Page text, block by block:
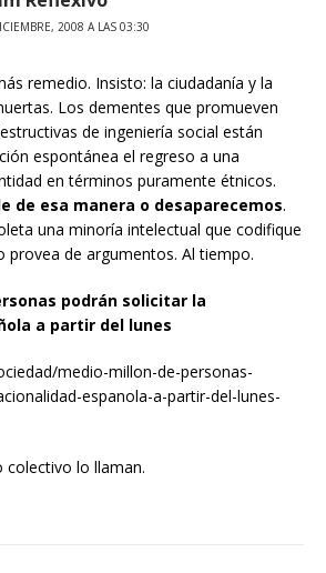
2008 A LAS 03:30
remedio. Insisto: la ciudadanía y la
Los dementes que promueven
de ingeniería social están
espontánea el regreso a una
en términos puramente étnicos.
de esa manera o desaparecemos.
una minoría intelectual que codifique
provea de argumentos. Al tiempo.
podrán solicitar la
a partir del lunes
medio-millon-de-personas-
espanola-a-partir-del-lunes-
colectivo lo llaman.